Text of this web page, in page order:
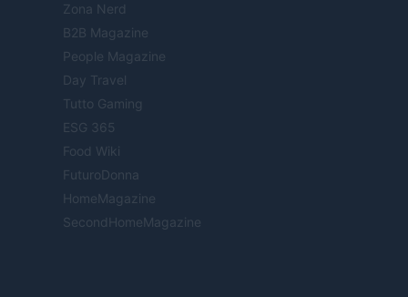
Zona Nerd
B2B Magazine
People Magazine
Day Travel
Tutto Gaming
ESG 365
Food Wiki
FuturoDonna
HomeMagazine
SecondHomeMagazine